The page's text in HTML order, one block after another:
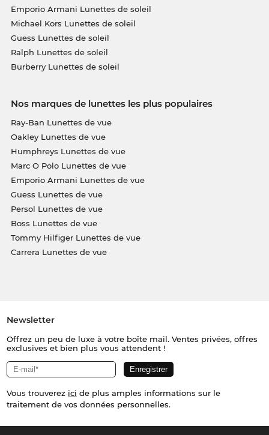
Emporio Armani Lunettes de soleil
Michael Kors Lunettes de soleil
Guess Lunettes de soleil
Ralph Lunettes de soleil
Burberry Lunettes de soleil
Nos marques de lunettes les plus populaires
Ray-Ban Lunettes de vue
Oakley Lunettes de vue
Humphreys Lunettes de vue
Marc O Polo Lunettes de vue
Emporio Armani Lunettes de vue
Guess Lunettes de vue
Persol Lunettes de vue
Boss Lunettes de vue
Tommy Hilfiger Lunettes de vue
Carrera Lunettes de vue
Newsletter
Offrez un peu de luxe à votre boîte mail. Ventes privées, offres
exclusives et bien plus vous attendent !
Vous trouverez ici de plus amples informations sur le
traitement de vos données personnelles.